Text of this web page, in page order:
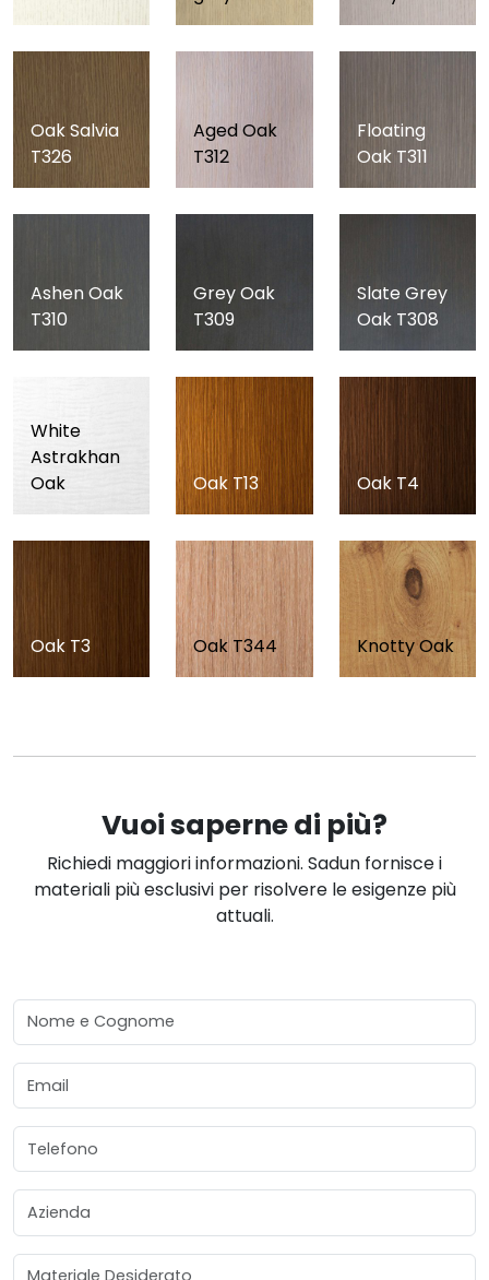
Oak Salvia
T326
Aged Oak
T312
Floating
Oak T311
Ashen Oak
T310
Grey Oak
T309
Slate Grey
Oak T308
White
Astrakhan
Oak
Oak T13 Oak T4
Oak T3 Oak T344 Knotty Oak
Vuoi saperne di più?
Richiedi maggiori informazioni. Sadun fornisce i
materiali più esclusivi per risolvere le esigenze più
attuali.
Nome e Cognome
Email
Telefono
Azienda
Materiale Desiderato